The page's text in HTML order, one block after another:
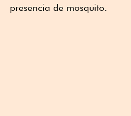
presencia de mosquito.